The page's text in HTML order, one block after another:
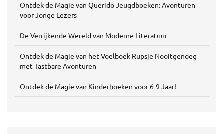
Ontdek de Magie van Querido Jeugdboeken: Avonturen
voor Jonge Lezers
De Verrijkende Wereld van Moderne Literatuur
Ontdek de Magie van het Voelboek Rupsje Nooitgenoeg
met Tastbare Avonturen
Ontdek de Magie van Kinderboeken voor 6-9 Jaar!